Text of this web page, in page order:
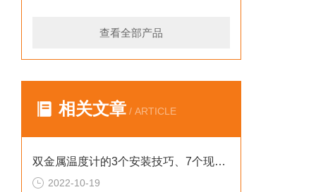
查看全部产品
相关文章 / ARTICLE
双金属温度计的3个安装技巧、7个现场调试注意事项以及4个故障处理方法
2022-10-19